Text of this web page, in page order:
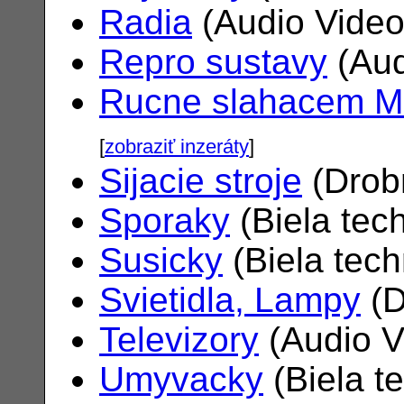
Radia (Audio
Repro sustavy
Rucne slahacem
[zobraziť inzeráty]
Sijacie stroje
Sporaky (Biela
Susicky (Biela
Svietidla, Lampy
Televizory (Audio
Umyvacky (Biela